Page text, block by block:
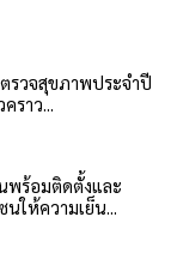
รวจสุขภาพประจำปี
ราว...
พร้อมติดตั้งและ
ให้ความเย็น...